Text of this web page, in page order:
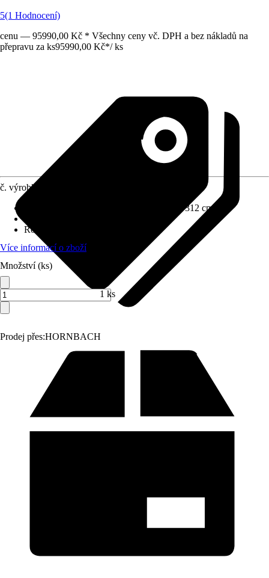
5(1 Hodnocení)
cenu — 95990,00 Kč * Všechny ceny vč. DPH a bez nákladů na
přepravu za ks95990,00 Kč*/ ks
Prodej přes:HORNBACH
č. výrobku
312 x 312 cm
Rozměry sloupů/sloupků
Více informací o zboží
Množství (ks)
1 ks